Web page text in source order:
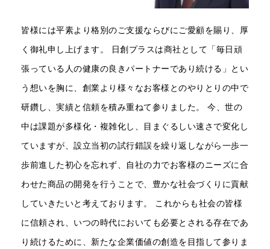
皆様には平素より格別のご支援ならびにご愛顧を賜り、厚
く御礼申し上げます。 日創プラスは商社として「毎日頑
張っている人の健康の良きパートナーであり続ける」とい
う想いを胸に、創業より様々なお客様とのやりとりの中で
研鑽し、実績と信頼を積み重ねて参りました。 今、世の
中は課題が多様化・複雑化し、目まぐるしい速さで変化し
ていますが、設立当初の試行錯誤を繰り返しながら一歩一
歩前進した初心を忘れず、自社の力でお客様のニーズに合
わせた商品の開発を行うことで、豊かな社会づくりに貢献
していきたいと考えております。 これからも社会の皆様
に信頼され、いつの時代においても必要とされる存在であ
り続けるために、新たな企業価値の創造を目指して参りま